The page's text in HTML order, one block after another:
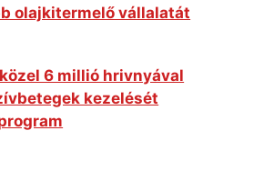
olajkitermelő vállalatát
6 millió hrivnyával
kezelését